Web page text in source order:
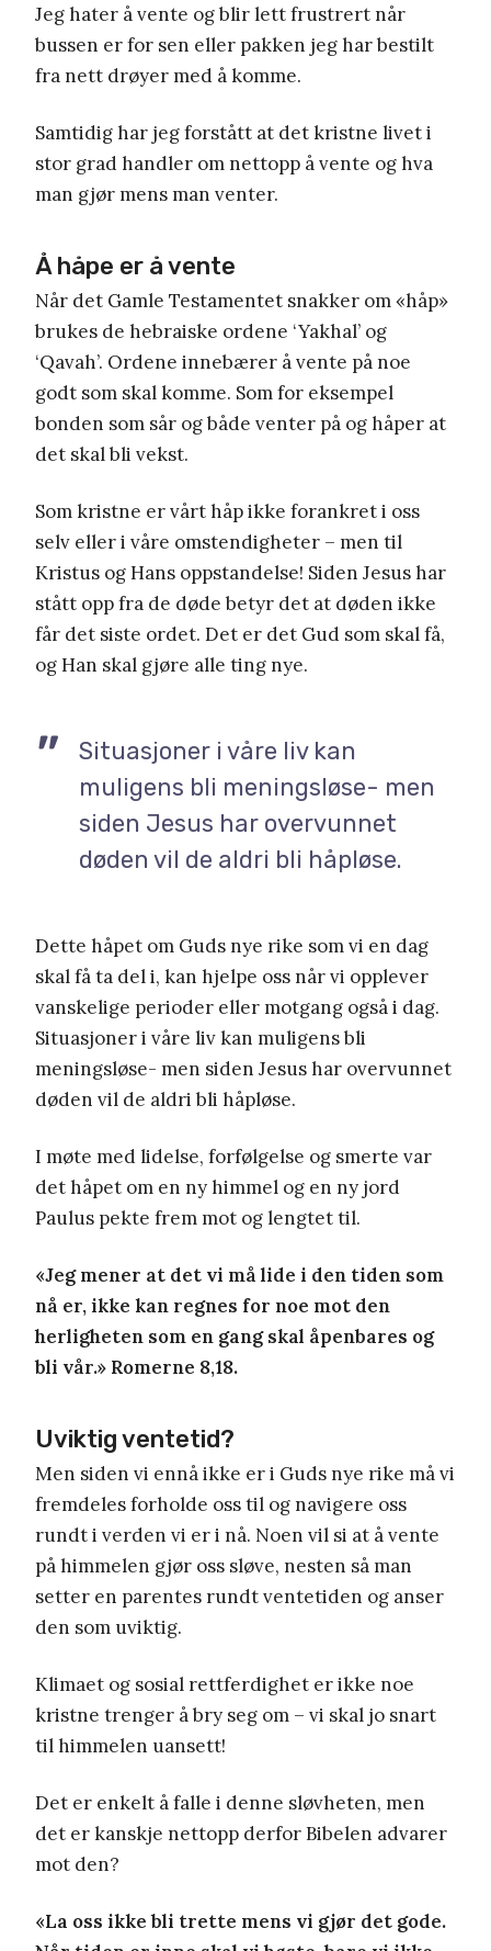
Jeg hater å vente og blir lett frustrert når
bussen er for sen eller pakken jeg har bestilt
fra nett drøyer med å komme.
Samtidig har jeg forstått at det kristne livet i
stor grad handler om nettopp å vente og hva
man gjør mens man venter.
Å håpe er å vente
Når det Gamle Testamentet snakker om «håp»
brukes de hebraiske ordene ‘Yakhal’ og
‘Qavah’. Ordene innebærer å vente på noe
godt som skal komme. Som for eksempel
bonden som sår og både venter på og håper at
det skal bli vekst.
Som kristne er vårt håp ikke forankret i oss
selv eller i våre omstendigheter – men til
Kristus og Hans oppstandelse! Siden Jesus har
stått opp fra de døde betyr det at døden ikke
får det siste ordet. Det er det Gud som skal få,
og Han skal gjøre alle ting nye.
Situasjoner i våre liv kan
muligens bli meningsløse- men
siden Jesus har overvunnet
døden vil de aldri bli håpløse.
Dette håpet om Guds nye rike som vi en dag
skal få ta del i, kan hjelpe oss når vi opplever
vanskelige perioder eller motgang også i dag.
Situasjoner i våre liv kan muligens bli
meningsløse- men siden Jesus har overvunnet
døden vil de aldri bli håpløse.
I møte med lidelse, forfølgelse og smerte var
det håpet om en ny himmel og en ny jord
Paulus pekte frem mot og lengtet til.
«Jeg mener at det vi må lide i den tiden som
nå er, ikke kan regnes for noe mot den
herligheten som en gang skal åpenbares og
bli vår.» Romerne 8,18.
Uviktig ventetid?
Men siden vi ennå ikke er i Guds nye rike må vi
fremdeles forholde oss til og navigere oss
rundt i verden vi er i nå. Noen vil si at å vente
på himmelen gjør oss sløve, nesten så man
setter en parentes rundt ventetiden og anser
den som uviktig.
Klimaet og sosial rettferdighet er ikke noe
kristne trenger å bry seg om – vi skal jo snart
til himmelen uansett!
Det er enkelt å falle i denne sløvheten, men
det er kanskje nettopp derfor Bibelen advarer
mot den?
«La oss ikke bli trette mens vi gjør det gode.